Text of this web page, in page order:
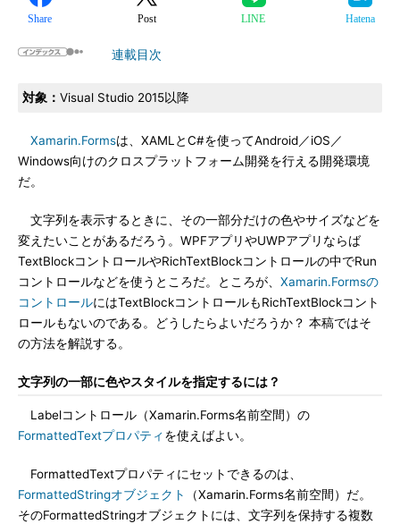
Share Post LINE Hatena
連載目次
対象： Visual Studio 2015以降
Xamarin.Formsは、XAMLとC#を使ってAndroid／iOS／
Windows向けのクロスプラットフォーム開発を行える開発環境
だ。
文字列を表示するときに、その一部分だけの色やサイズなどを
変えたいことがあるだろう。WPFアプリやUWPアプリならば
TextBlockコントロールやRichTextBlockコントロールの中でRun
コントロールなどを使うところだ。ところが、 Xamarin.Formsの
コントロールにはTextBlockコントロールもRichTextBlockコント
ロールもないのである。どうしたらよいだろうか？ 本稿ではそ
の方法を解説する。
文字列の一部に色やスタイルを指定するには？
Labelコントロール（Xamarin.Forms名前空間）の
FormattedTextプロパティ を使えばよい。
FormattedTextプロパティにセットできるのは、
FormattedStringオブジェクト
（Xamarin.Forms名前空間）だ。
そのFormattedStringオブジェクトには、文字列を保持する複数